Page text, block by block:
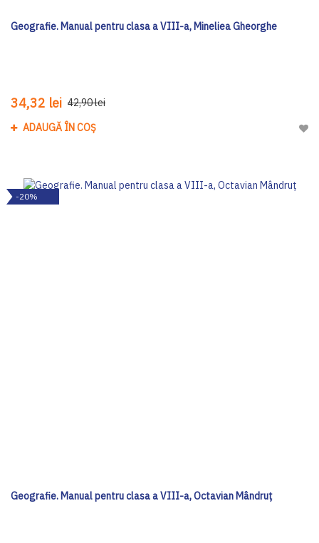
Geografie. Manual pentru clasa a VIII-a, Mineliea Gheorghe
34,32 lei 42,90 lei
ADAUGĂ ÎN COȘ
-20%
Geografie. Manual pentru clasa a VIII-a, Octavian Mândruț